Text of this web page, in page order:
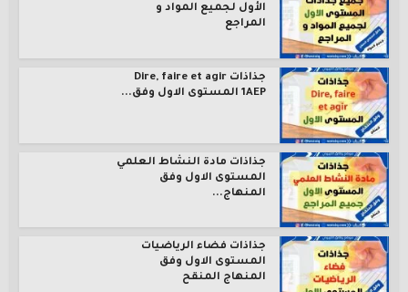
الأول لجميع المواد و
المراجع
جذاذات Dire, faire et agir
1AEP المستوى الاول وفق...
جذاذات مادة النشاط العلمي
المستوى الاول وفق
المنهاج...
جذاذات فضاء الرياضيات
المستوى الاول وفق
المنهاج المنقح